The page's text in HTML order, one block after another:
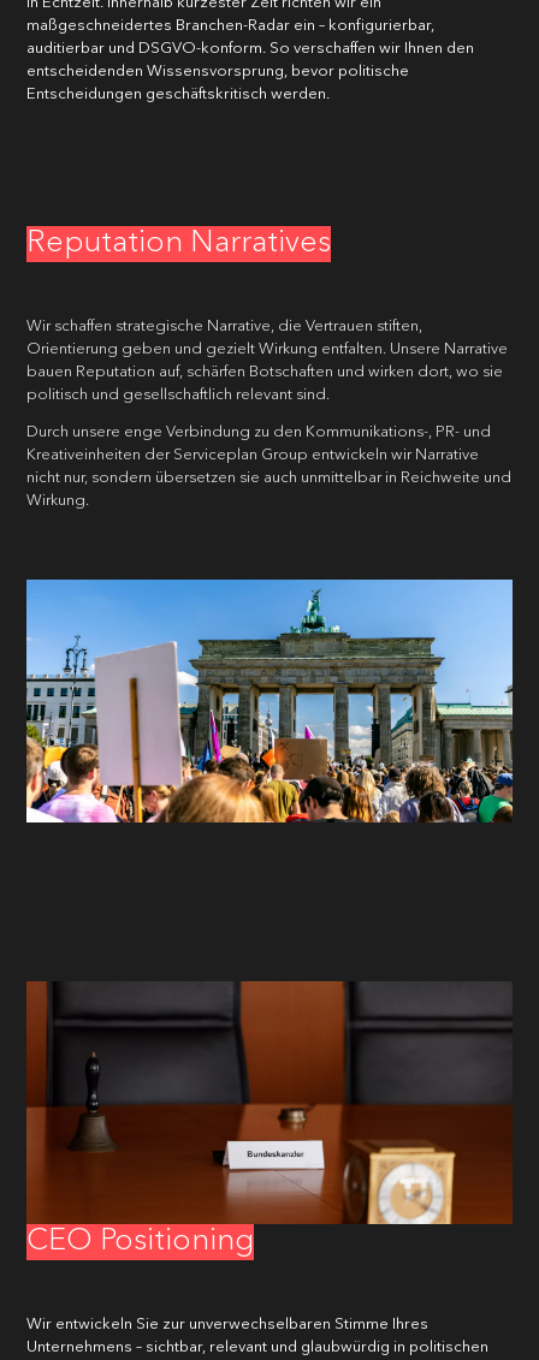
in Echtzeit. Innerhalb kürzester Zeit richten wir ein
maßgeschneidertes Branchen-Radar ein – konfigurierbar,
auditierbar und DSGVO-konform. So verschaffen wir Ihnen den
entscheidenden Wissensvorsprung, bevor politische
Entscheidungen geschäftskritisch werden.
Reputation Narratives
Wir schaffen strategische Narrative, die Vertrauen stiften,
Orientierung geben und gezielt Wirkung entfalten. Unsere Narrative
bauen Reputation auf, schärfen Botschaften und wirken dort, wo sie
politisch und gesellschaftlich relevant sind.
Durch unsere enge Verbindung zu den Kommunikations-, PR- und
Kreativeinheiten der Serviceplan Group entwickeln wir Narrative
nicht nur, sondern übersetzen sie auch unmittelbar in Reichweite und
Wirkung.
CEO Positioning
Wir entwickeln Sie zur unverwechselbaren Stimme Ihres
Unternehmens – sichtbar, relevant und glaubwürdig in politischen
NACHNAME*